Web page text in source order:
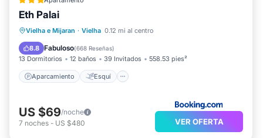
Eth Palai
Vielha e Mijaran · Vielha 0.12 mi al centro
8.8 Fabuloso(668 Reseñas)
13 Dormitorios 12 baños 39 Invitados 558.53 pies²
Aparcamiento Esquí
Aparcamiento Esquí
Apto para niños
US $69/noche
7 noches - US $480 VER OFERTA